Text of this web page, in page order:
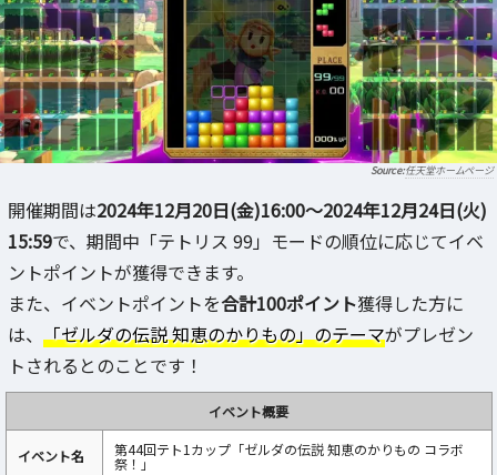
任天堂ホームページ
開催期間は2024年12月20日(金)16:00～2024年12月24日(火)
15:59で、期間中「テトリス 99」モードの順位に応じてイベ
ントポイントが獲得できます。
また、イベントポイントを合計100ポイント獲得した方に
は、 「ゼルダの伝説 知恵のかりもの」のテーマがプレゼン
トされるとのことです！
イベント概要
イベント名 第44回テト1カップ「ゼルダの伝説 知恵のかりもの コラボ
祭！」